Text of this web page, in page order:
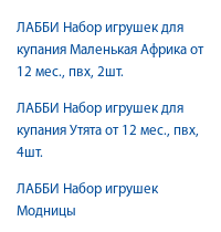
ЛАББИ Набор игрушек для
купания Маленькая Африка от
12 мес., пвх, 2шт.
ЛАББИ Набор игрушек для
купания Утята от 12 мес., пвх,
4шт.
ЛАББИ Набор игрушек
Модницы